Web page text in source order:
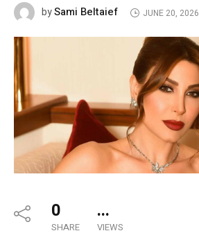
bySami Beltaief JUNE 20, 2026
0
SHARE
...
VIEWS